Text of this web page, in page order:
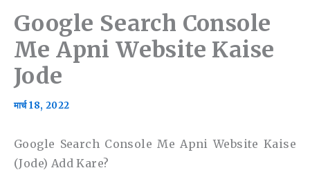
Google Search Console
Me Apni Website Kaise
Jode
मार्च 18, 2022
Google Search Console Me Apni Website Kaise
(Jode) Add Kare?